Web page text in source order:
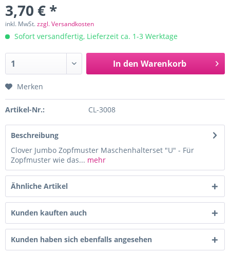
3,70 € *
inkl. MwSt.zzgl. Versandkosten
Sofort versandfertig, Lieferzeit ca. 1-3 Werktage
In den Warenkorb
Merken
Artikel-Nr.: CL-3008
Beschreibung
Clover Jumbo Zopfmuster Maschenhalterset "U" - Für
Zopfmuster wie das... mehr
Ähnliche Artikel
Kunden kauften auch
Kunden haben sich ebenfalls angesehen